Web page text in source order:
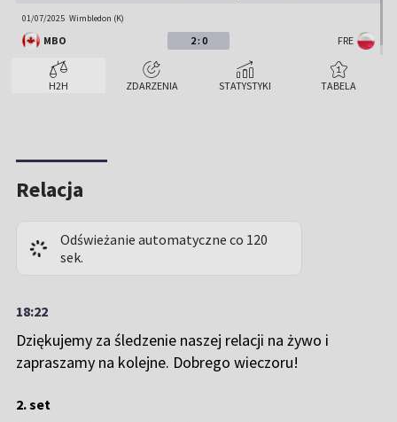
H2H ZDARZENIA STATYSTYKI TABELA
01/07/2025 Wimbledon (K)
MBO 2 : 0 FRE
Relacja
Odświeżanie automatyczne co 120
sek.
18:22
Dziękujemy za śledzenie naszej relacji na żywo i
zapraszamy na kolejne. Dobrego wieczoru!
2. set